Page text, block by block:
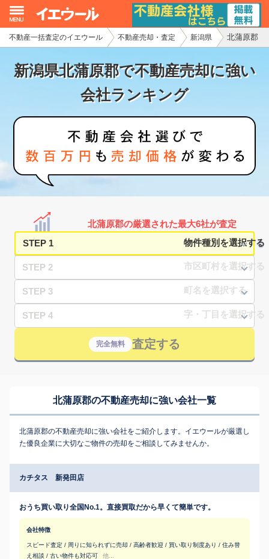
不動産一括査定のイエウール 不動産売却・査定 新潟県 北蒲原郡
新潟県北蒲原郡で不動産売却に強い
会社ランキング
北蒲原郡の厳選された最大6社が査定
STEP 1
STEP 2
STEP 3
STEP 4
完全無料 査定する
北蒲原郡の不動産売却に強い会社一覧
北蒲原郡の不動産売却に強い会社をご紹介します。イエウールが厳選し
た優良企業に大切なご物件の売却をご相談してみませんか。
カチタス 新発田店
おうち買い取り全国No.1。直接買取だから早くて簡単です。
会社特徴
スピード査定 / 周りに知られずに売却 / 高齢者歓迎 / 買い取り制度あり / 住み替
え相談 / 古い物件も対応可
他...
イエウール加盟希望の不動産会社様
初めての方へ
不動産の売却・一括査定
家査定シミュレーター
お問い合わせ